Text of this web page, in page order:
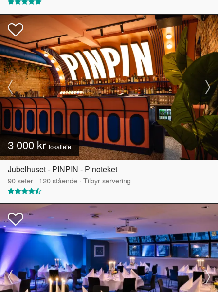
3 000 kr lokalleie
Jubelhuset - PINPIN - Pinoteket
90seter · 120stående · Tilbyr servering